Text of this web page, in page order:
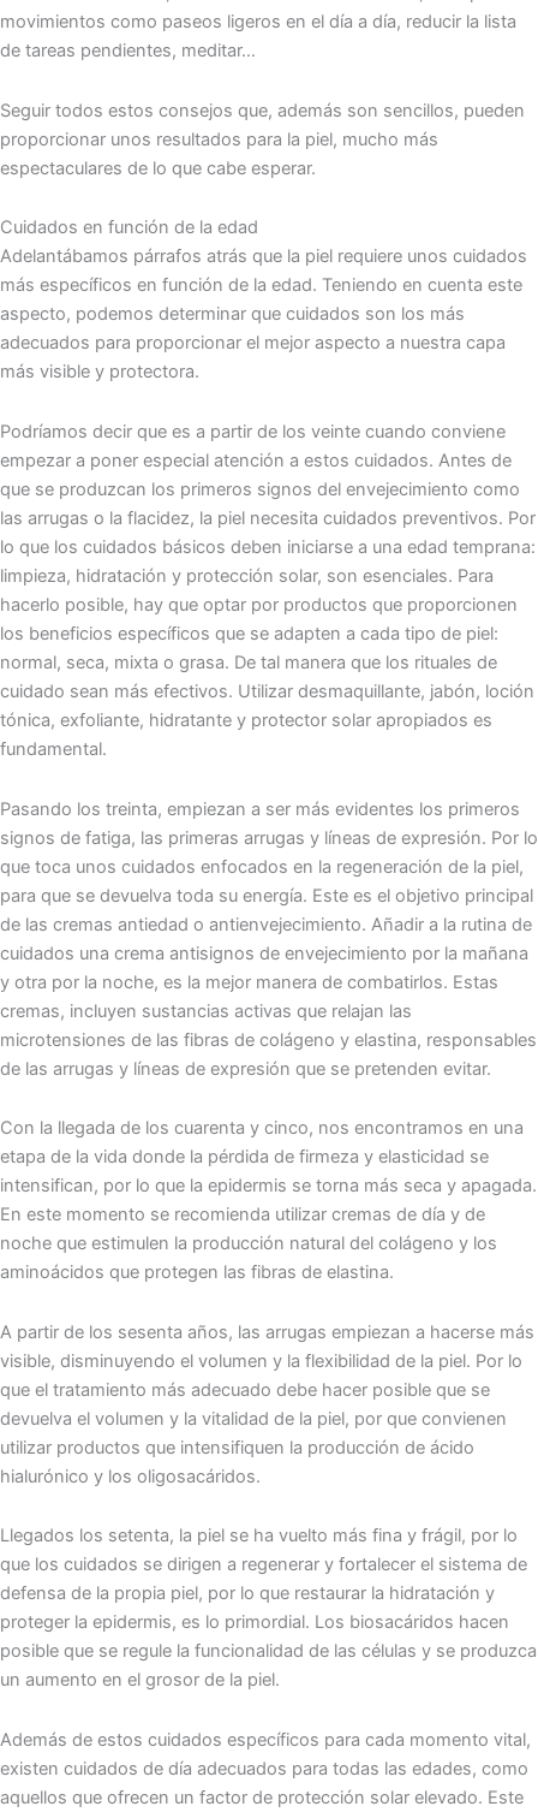
movimientos como paseos ligeros en el día a día, reducir la lista
de tareas pendientes, meditar…
Seguir todos estos consejos que, además son sencillos, pueden
proporcionar unos resultados para la piel, mucho más
espectaculares de lo que cabe esperar.
Cuidados en función de la edad
Adelantábamos párrafos atrás que la piel requiere unos cuidados
más específicos en función de la edad. Teniendo en cuenta este
aspecto, podemos determinar que cuidados son los más
adecuados para proporcionar el mejor aspecto a nuestra capa
más visible y protectora.
Podríamos decir que es a partir de los veinte cuando conviene
empezar a poner especial atención a estos cuidados. Antes de
que se produzcan los primeros signos del envejecimiento como
las arrugas o la flacidez, la piel necesita cuidados preventivos. Por
lo que los cuidados básicos deben iniciarse a una edad temprana:
limpieza, hidratación y protección solar, son esenciales. Para
hacerlo posible, hay que optar por productos que proporcionen
los beneficios específicos que se adapten a cada tipo de piel:
normal, seca, mixta o grasa. De tal manera que los rituales de
cuidado sean más efectivos. Utilizar desmaquillante, jabón, loción
tónica, exfoliante, hidratante y protector solar apropiados es
fundamental.
Pasando los treinta, empiezan a ser más evidentes los primeros
signos de fatiga, las primeras arrugas y líneas de expresión. Por lo
que toca unos cuidados enfocados en la regeneración de la piel,
para que se devuelva toda su energía. Este es el objetivo principal
de las cremas antiedad o antienvejecimiento. Añadir a la rutina de
cuidados una crema antisignos de envejecimiento por la mañana
y otra por la noche, es la mejor manera de combatirlos. Estas
cremas, incluyen sustancias activas que relajan las
microtensiones de las fibras de colágeno y elastina, responsables
de las arrugas y líneas de expresión que se pretenden evitar.
Con la llegada de los cuarenta y cinco, nos encontramos en una
etapa de la vida donde la pérdida de firmeza y elasticidad se
intensifican, por lo que la epidermis se torna más seca y apagada.
En este momento se recomienda utilizar cremas de día y de
noche que estimulen la producción natural del colágeno y los
aminoácidos que protegen las fibras de elastina.
A partir de los sesenta años, las arrugas empiezan a hacerse más
visible, disminuyendo el volumen y la flexibilidad de la piel. Por lo
que el tratamiento más adecuado debe hacer posible que se
devuelva el volumen y la vitalidad de la piel, por que convienen
utilizar productos que intensifiquen la producción de ácido
hialurónico y los oligosacáridos.
Llegados los setenta, la piel se ha vuelto más fina y frágil, por lo
que los cuidados se dirigen a regenerar y fortalecer el sistema de
defensa de la propia piel, por lo que restaurar la hidratación y
proteger la epidermis, es lo primordial. Los biosacáridos hacen
posible que se regule la funcionalidad de las células y se produzca
un aumento en el grosor de la piel.
Además de estos cuidados específicos para cada momento vital,
existen cuidados de día adecuados para todas las edades, como
aquellos que ofrecen un factor de protección solar elevado. Este